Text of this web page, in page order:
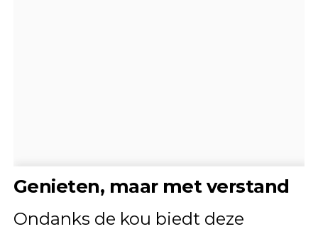
Genieten, maar met verstand
Ondanks de kou biedt deze